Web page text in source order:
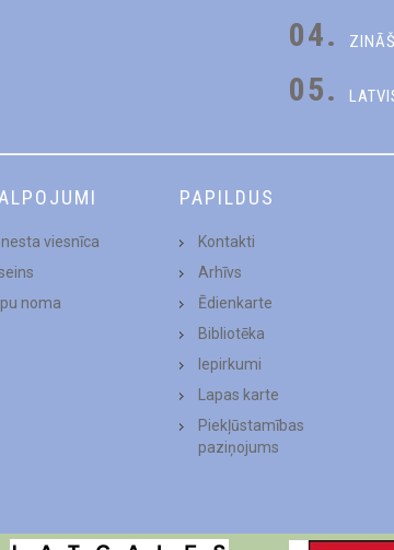
04.
05.
viesnīca
noma
PAPILDUS
Kontakti
Arhīvs
Ēdienkarte
Bibliotēka
Iepirkumi
Lapas karte
Piekļūstamības
paziņojums